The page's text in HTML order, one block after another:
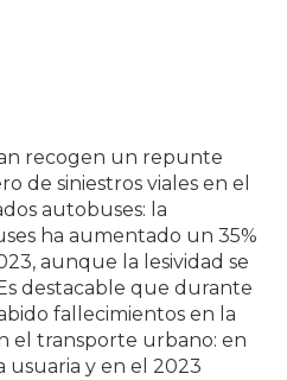
recogen un repunte
de siniestros viales en el
autobuses: la
ha aumentado un 35%
aunque la lesividad se
destacable que durante
fallecimientos en la
el transporte urbano: en
usuaria y en el 2023